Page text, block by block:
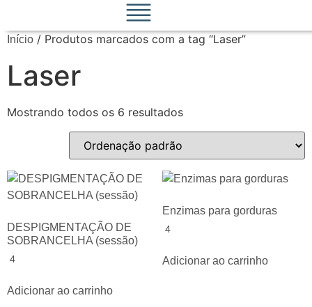
Início / Produtos marcados com a tag “Laser”
Laser
Mostrando todos os 6 resultados
DESPIGMENTAÇÃO DE
SOBRANCELHA (sessão)
4
Adicionar ao carrinho
Enzimas para gorduras
4
Adicionar ao carrinho